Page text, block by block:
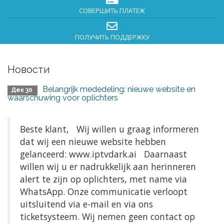
СОВЕРШИТЬ ПЛАТЕЖ
ПОЛУЧИТЬ ПОДДЕРЖКУ
Новости
Дек 30
Belangrijk mededeling: nieuwe website en
waarschuwing voor oplichters
Beste klant, Wij willen u graag informeren
dat wij een nieuwe website hebben
gelanceerd: www.iptvdark.ai Daarnaast
willen wij u er nadrukkelijk aan herinneren
alert te zijn op oplichters, met name via
WhatsApp. Onze communicatie verloopt
uitsluitend via e-mail en via ons
ticketsysteem. Wij nemen geen contact op